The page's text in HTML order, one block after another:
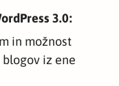
3.0:
in možnost
iz ene